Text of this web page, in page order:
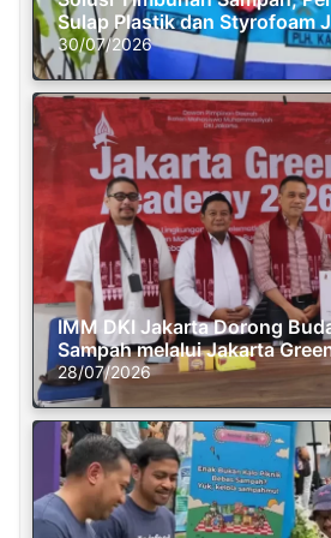
Sulap Plastik dan Styrofoam
30/07/2026
IMM DKI Jakarta Dorong
Sampah melalui Jakarta
28/07/2026